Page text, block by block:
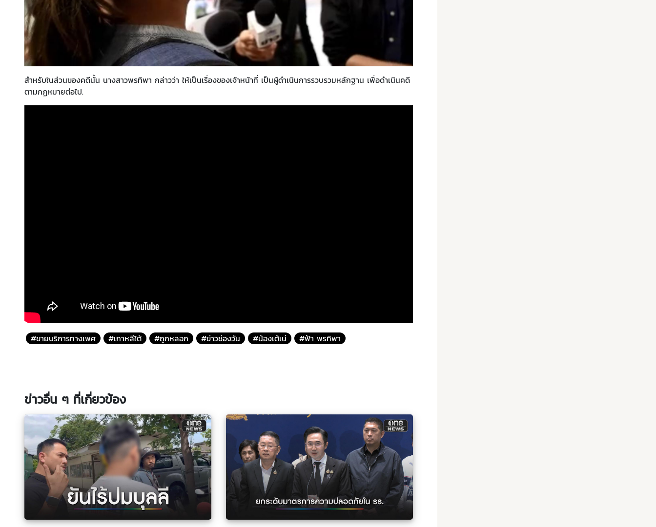
สำหรับในส่วนของคดีนั้น นางสาวพรทิพา กล่าวว่า ให้เป็นเรื่องของเจ้าหน้าที่ เป็นผู้ดำเนินการรวบรวมหลักฐาน เพื่อดำเนินคดี
ตามกฏหมายต่อไป.
#ขายบริการทางเพศ #เกาหลีใต้ #ถูกหลอก #ข่าวช่องวัน #น้องเต้เน่ #ฟ้า พรทิพา
ข่าวอื่น ๆ ที่เกี่ยวข้อง